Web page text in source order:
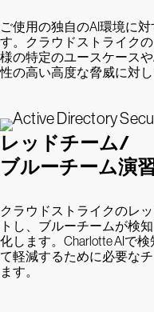
ご使用の独自のAI環境に
す。クラウドストライク
様の特定のユースケース
性の高い高度な脅威に対
レッドチーム/
ブルーチーム演
クラウドストライクのレ
トし、ブルーチームが検
化します。Charlotte AIで
て軽減するために必要な
ます。